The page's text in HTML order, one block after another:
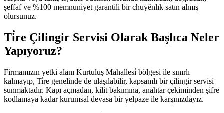
şeffaf ve %100 memnuniyet garantili bir chuyênlık satın almış
olursunuz.
Ti̇re Çilingir Servisi Olarak Başlıca Neler
Yapıyoruz?
Firmamızın yetki alanı Kurtuluş Mahallesi̇ bölgesi ile sınırlı
kalmayıp, Ti̇re genelinde de ulaşılabilir, kapsamlı bir çilingir servisi
sunmaktadır. Kapı açmadan, kilit bakımına, anahtar çekiminden şifre
kodlamaya kadar kurumsal devasa bir yelpaze ile karşınızdayız.